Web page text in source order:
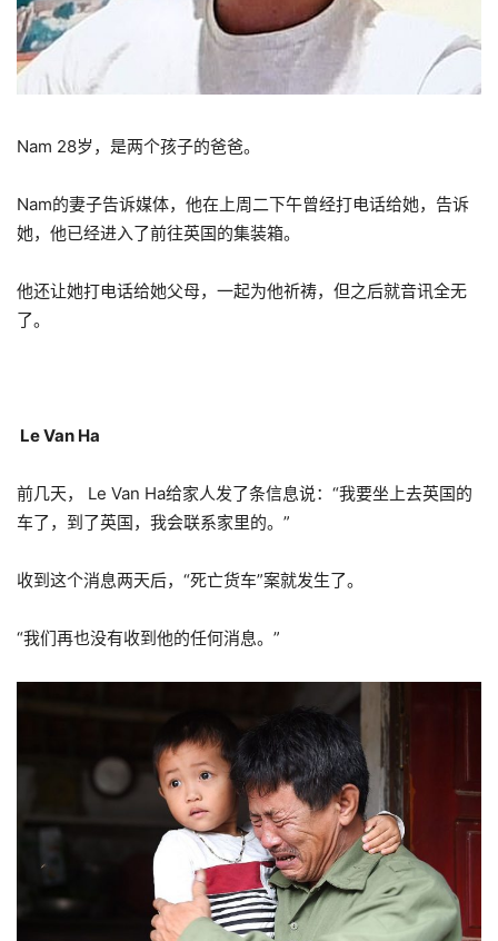
Nam 28岁，是两个孩子的爸爸。
Nam的妻子告诉媒体，他在上周二下午曾经打电话给她，告诉
她，他已经进入了前往英国的集装箱。
他还让她打电话给她父母，一起为他祈祷，但之后就音讯全无
了。
Le Van Ha
前几天， Le Van Ha给家人发了条信息说：“我要坐上去英国的
车了，到了英国，我会联系家里的。”
收到这个消息两天后， “死亡货车”案就发生了。
“我们再也没有收到他的任何消息。 ”